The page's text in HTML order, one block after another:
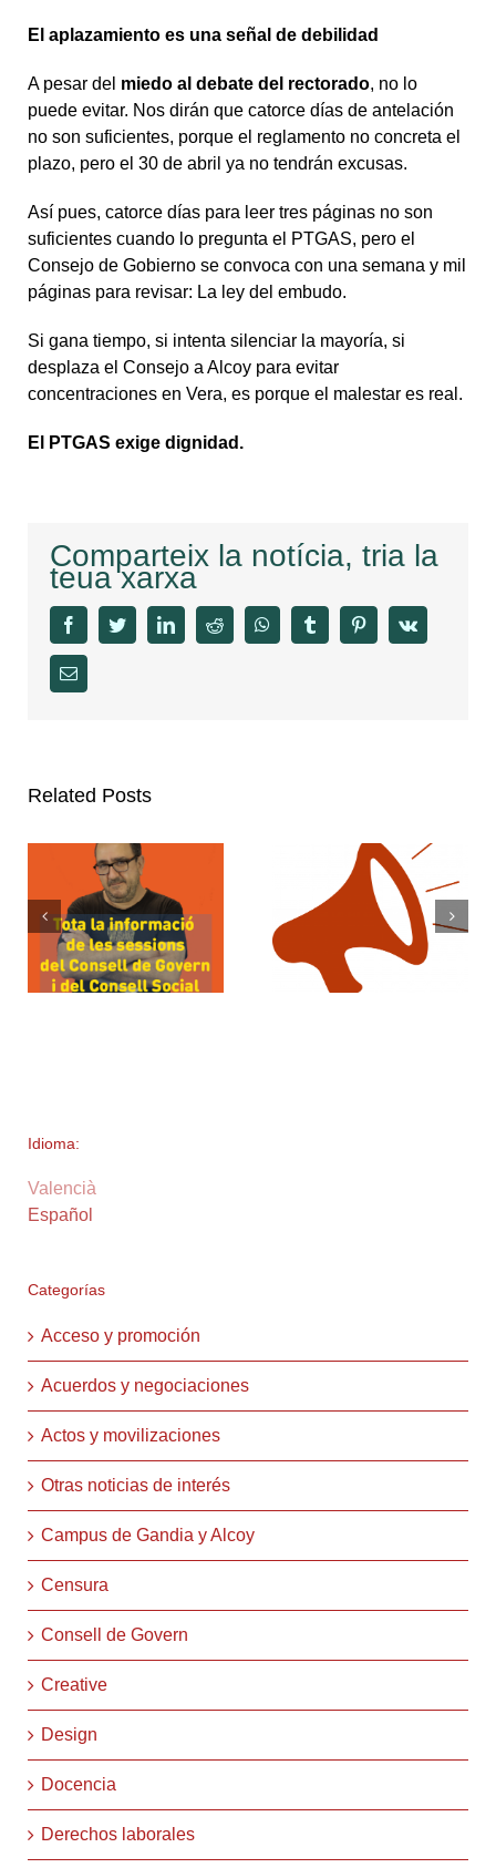
El aplazamiento es una señal de debilidad
A pesar del miedo al debate del rectorado, no lo
puede evitar. Nos dirán que catorce días de antelación
no son suficientes, porque el reglamento no concreta el
plazo, pero el 30 de abril ya no tendrán excusas.
Así pues, catorce días para leer tres páginas no son
suficientes cuando lo pregunta el PTGAS, pero el
Consejo de Gobierno se convoca con una semana y mil
páginas para revisar: La ley del embudo.
Si gana tiempo, si intenta silenciar la mayoría, si
desplaza el Consejo a Alcoy para evitar
concentraciones en Vera, es porque el malestar es real.
El PTGAS exige dignidad.
Comparteix la notícia, tria la
teua xarxa
facebooktwitter linkedinreddit whatsapptumblr pinterestvk
Email
Related Posts
Idioma:
Valencià
Español
Categorías
Acceso y promoción
Acuerdos y negociaciones
Actos y movilizaciones
Otras noticias de interés
Campus de Gandia y Alcoy
Censura
Consell de Govern
Creative
Design
Docencia
Derechos laborales